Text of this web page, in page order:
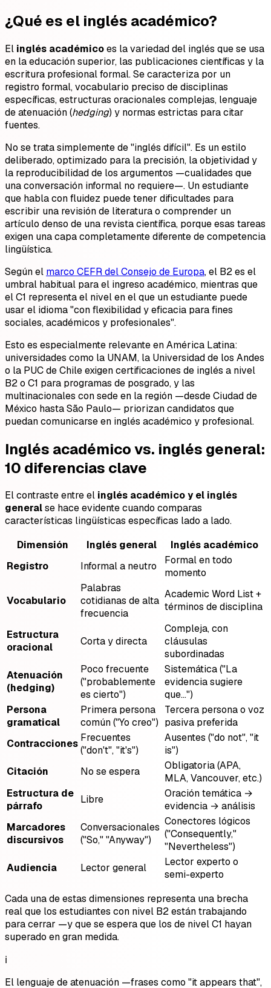
¿Qué es el inglés académico?
El inglés académicoes la variedad del inglés que se usa
en la educación superior, las publicaciones científicas y la
escritura profesional formal. Se caracteriza por un
registro formal, vocabulario preciso de disciplinas
específicas, estructuras oracionales complejas, lenguaje
de atenuación (hedging) y normas estrictas para citar
fuentes.
No se trata simplemente de "inglés difícil". Es un estilo
deliberado, optimizado para la precisión, la objetividad y
la reproducibilidad de los argumentos —cualidades que
una conversación informal no requiere—. Un estudiante
que habla con fluidez puede tener dificultades para
escribir una revisión de literatura o comprender un
artículo denso de una revista científica, porque esas tareas
exigen una capa completamente diferente de competencia
lingüística.
Según el marco CEFR del Consejo de Europa, el B2 es el
umbral habitual para el ingreso académico, mientras que
el C1 representa el nivel en el que un estudiante puede
usar el idioma "con flexibilidad y eficacia para fines
sociales, académicos y profesionales".
Esto es especialmente relevante en América Latina:
universidades como la UNAM, la Universidad de los Andes
o la PUC de Chile exigen certificaciones de inglés a nivel
B2 o C1 para programas de posgrado, y las
multinacionales con sede en la región —desde Ciudad de
México hasta São Paulo— priorizan candidatos que
puedan comunicarse en inglés académico y profesional.
Inglés académico vs. inglés general:
10 diferencias clave
El contraste entre el inglés académico y el inglés
generalse hace evidente cuando comparas
características lingüísticas específicas lado a lado.
Dimensión
Inglés general
Inglés académico
Registro
Informal a neutro
Formal en todo
momento
Vocabulario
Palabras
cotidianas de alta
frecuencia
Academic Word List +
términos de disciplina
Estructura
oracional
Corta y directa
Compleja, con
cláusulas
subordinadas
Atenuación
(hedging)
Poco frecuente
("probablemente
es cierto")
Sistemática ("La
evidencia sugiere
que…")
Persona
gramatical
Primera persona
común ("Yo creo")
Tercera persona o voz
pasiva preferida
Contracciones Frecuentes
("don't", "it's")
Ausentes ("do not", "it
is")
Citación
No se espera
Obligatoria (APA,
MLA, Vancouver, etc.)
Estructura de
párrafo
Libre
Oración temática →
evidencia → análisis
Marcadores
discursivos
Conversacionales
("So," "Anyway")
Conectores lógicos
("Consequently,"
"Nevertheless")
Audiencia
Lector general
Lector experto o
semi-experto
Cada una de estas dimensiones representa una brecha
real que los estudiantes con nivel B2 están trabajando
para cerrar —y que se espera que los de nivel C1 hayan
superado en gran medida.
ℹ️
El lenguaje de atenuación —frases como "it appears that",